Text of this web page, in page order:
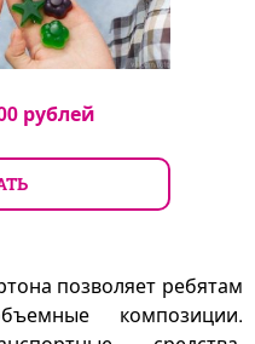
рублей
позволяет ребятам
композиции.